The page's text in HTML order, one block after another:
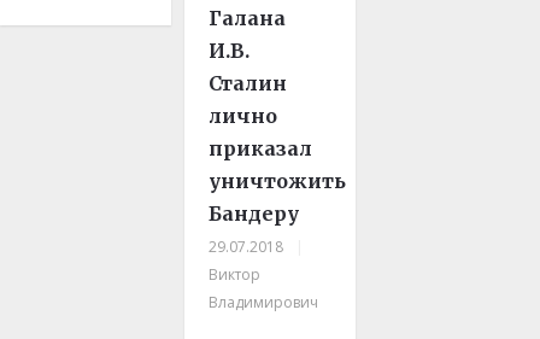
Галана
И.В.
Сталин
лично
приказал
уничтожить
Бандеру
29.07.2018
Виктор
Владимирович